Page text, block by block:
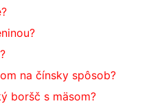
na čínsky spôsob?
boršč s mäsom?